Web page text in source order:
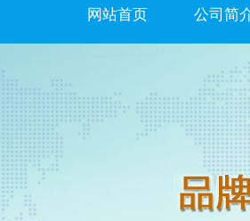
网站首页 公司简